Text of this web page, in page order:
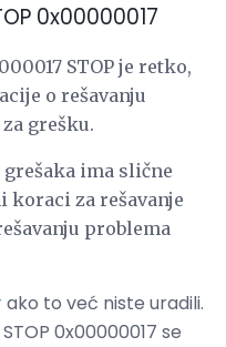
0x00000017
STOP je retko,
o rešavanju
grešku.
grešaka ima slične
koraci za rešavanje
problema
ako to već niste uradili.
0x00000017 se